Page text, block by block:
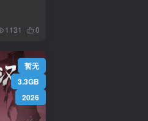
1131 0
暂无
3.3GB
2026